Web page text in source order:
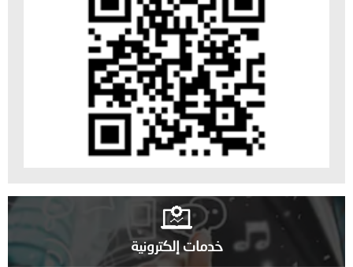
خدمات إلكترونية